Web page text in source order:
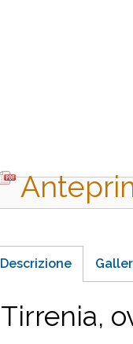
Descrizione
Tirrenia,